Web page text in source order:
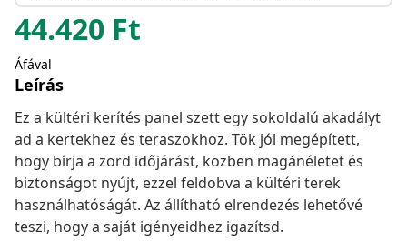
44.420 Ft
Áfával
Leírás
Ez a kültéri kerítés panel szett egy sokoldalú akadályt
ad a kertekhez és teraszokhoz. Tök jól megépített,
hogy bírja a zord időjárást, közben magánéletet és
biztonságot nyújt, ezzel feldobva a kültéri terek
használhatóságát. Az állítható elrendezés lehetővé
teszi, hogy a saját igényeidhez igazítsd.